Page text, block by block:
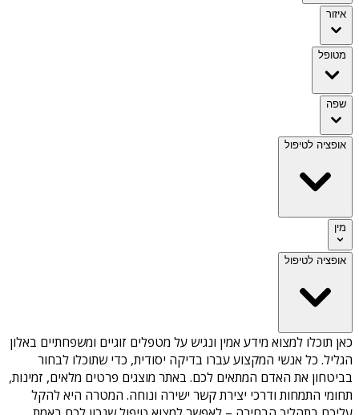
איזור
מטופל
שפה
אופציה לטיפול
מין
אופציה לטיפול
כאן תוכלו למצוא מידע אמין ונגיש על מטפלים זוגיים ומשפחתיים באלון
הגליל. כל אנשי המקצוע עברו בדיקה יסודית, כדי שתוכלו לבחור
בביטחון את האדם המתאים לכם. באתר מוצגים פרטים מלאים, זמינות,
תחומי התמחות ודרכי יצירת קשר ישירה ונוחה. המטרה היא להקל